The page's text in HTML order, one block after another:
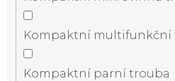
Kompaktní multifunkční
Kompaktní parní trouba